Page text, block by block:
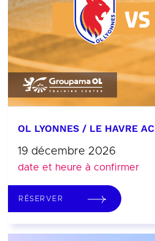
OL LYONNES / LE HAVRE AC
19 décembre 2026
date et heure à confirmer
RÉSERVER